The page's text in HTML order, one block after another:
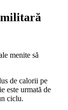
menite să
de calorii pe
este urmată de
ciclu.